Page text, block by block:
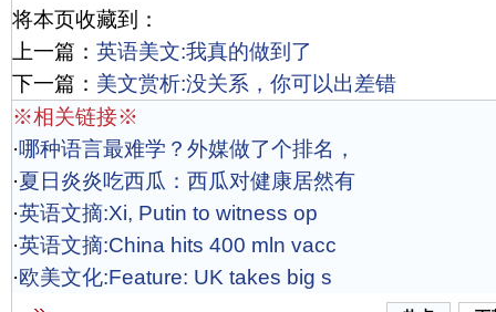
将本页收藏到：
上一篇： 英语美文:我真的做到了
下一篇： 美文赏析:没关系，你可以出差错
※相关链接※
·哪种语言最难学？外媒做了个排名，
·夏日炎炎吃西瓜：西瓜对健康居然有
·英语文摘:Xi, Putin to witness op
·英语文摘:China hits 400 mln vacc
·欧美文化:Feature: UK takes big s